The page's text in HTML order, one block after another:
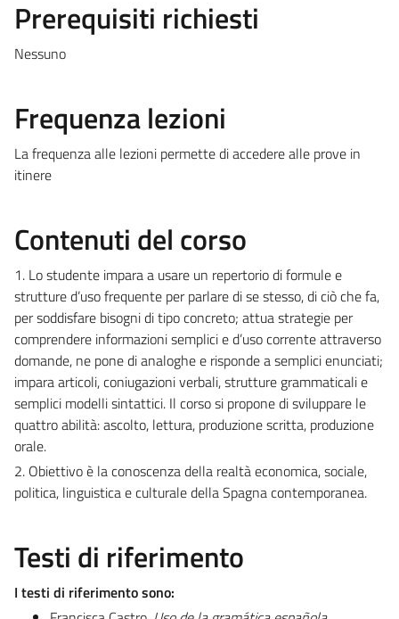
Prerequisiti richiesti
Nessuno
Frequenza lezioni
La frequenza alle lezioni permette di accedere alle prove in
itinere
Contenuti del corso
1. Lo studente impara a usare un repertorio di formule e
strutture d’uso frequente per parlare di se stesso, di ciò che fa,
per soddisfare bisogni di tipo concreto; attua strategie per
comprendere informazioni semplici e d’uso corrente attraverso
domande, ne pone di analoghe e risponde a semplici enunciati;
impara articoli, coniugazioni verbali, strutture grammaticali e
semplici modelli sintattici. Il corso si propone di sviluppare le
quattro abilità: ascolto, lettura, produzione scritta, produzione
orale.
2. Obiettivo è la conoscenza della realtà economica, sociale,
politica, linguistica e culturale della Spagna contemporanea.
Testi di riferimento
I testi di riferimento sono: